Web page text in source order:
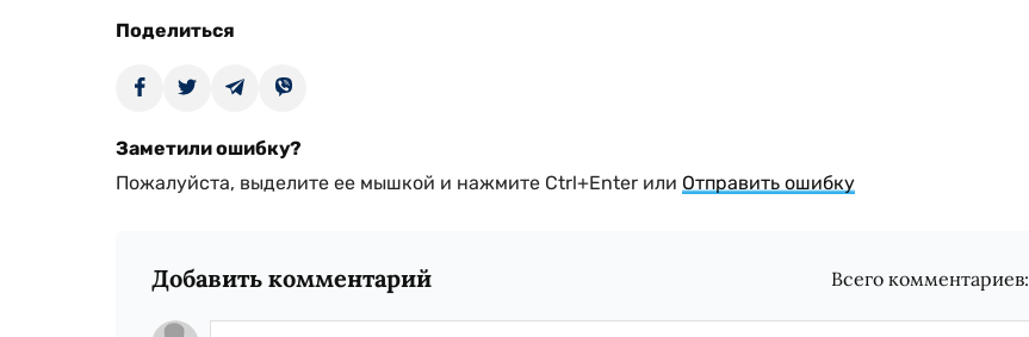
Поделиться
Заметили ошибку?
Пожалуйста, выделите ее мышкой и нажмите Ctrl+Enter или Отправить ошибку
Добавить комментарий Всего комментариев: